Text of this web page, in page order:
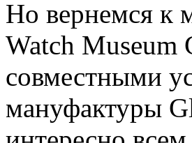
Но вернемся к
Watch Museum
совместными
мануфактуры